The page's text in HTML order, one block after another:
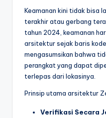
Keamanan kini tidak bisa
terakhir atau gerbang
tahun 2024, keamanan
arsitektur sejak baris
mengasumsikan bahwa
perangkat yang dapat
terlepas dari lokasinya.
Prinsip utama arsitektur
Verifikasi Secara